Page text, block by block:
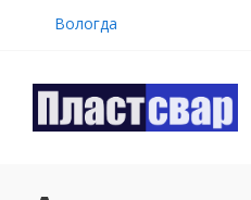
Вологда